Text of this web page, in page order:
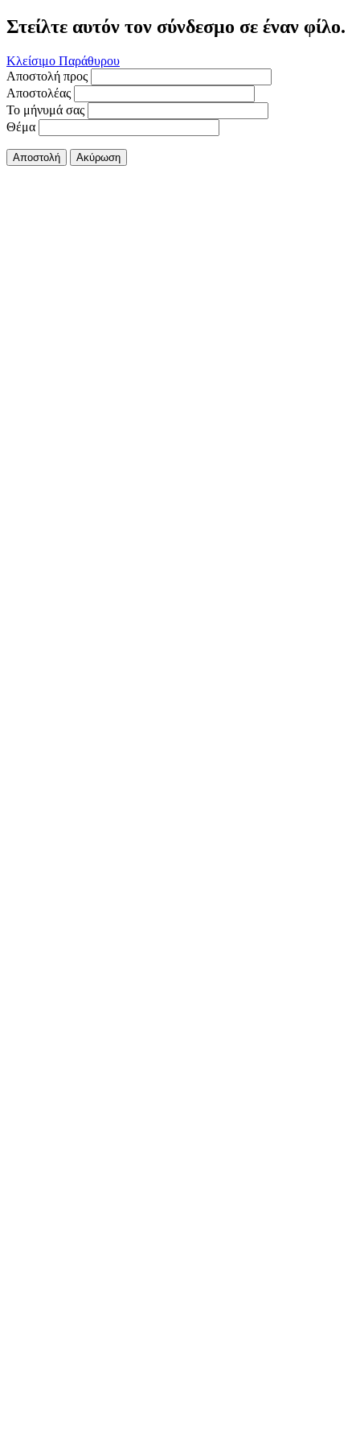
Στείλτε αυτόν τον σύνδεσμο σε έναν φίλο.
Κλείσιμο Παράθυρου
Αποστολή προς
Αποστολέας
Το μήνυμά σας
Θέμα
Αποστολή Ακύρωση